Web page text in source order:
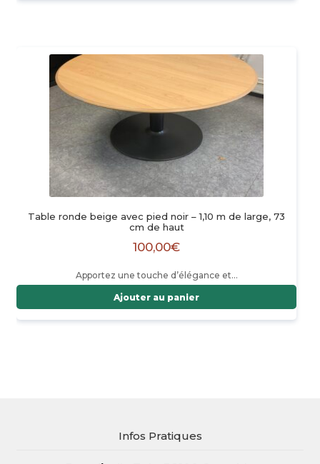
Table ronde beige avec pied noir – 1,10 m de large, 73
cm de haut
100,00€
Apportez une touche d’élégance et…
Ajouter au panier
Infos Pratiques